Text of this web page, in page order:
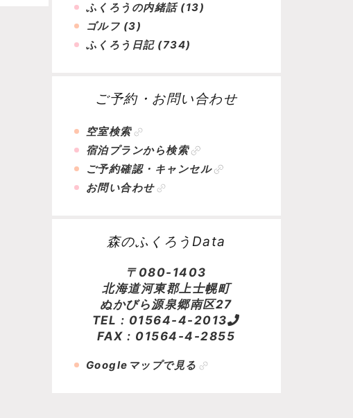
ふくろうの内緒話(13)
ゴルフ (3)
ふくろう日記(734)
ご予約・お問い合わせ
空室検索
宿泊プランから検索
ご予約確認・キャンセル
お問い合わせ
森のふくろうData
〒080-1403
北海道河東郡上士幌町
ぬかびら源泉郷南区27
TEL : 01564-4-2013
FAX : 01564-4-2855
Googleマップで見る